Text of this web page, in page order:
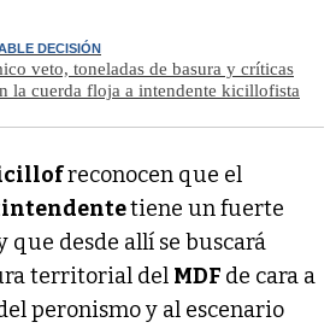
DECISIÓN
veto, toneladas de basura y críticas
la cuerda floja a intendente kicillofista
reconocen que el
tiene un fuerte
desde allí se buscará
territorial del MDF de cara a
peronismo y al escenario